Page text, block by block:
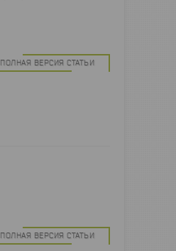
ПОЛНАЯ ВЕРСИЯ СТАТЬИ
ПОЛНАЯ ВЕРСИЯ СТАТЬИ